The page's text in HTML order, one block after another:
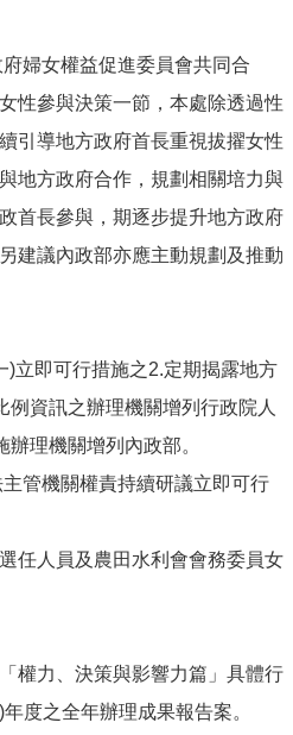
婦女權益促進委員會共同合
性參與決策一節，本處除透過性
引導地方政府首長重視拔擢女性
地方政府合作，規劃相關培力與
首長參與，期逐步提升地方政府
建議內政部亦應主動規劃及推動
)立即可行措施之2.定期揭露地方
例資訊之辦理機關增列行政院人
理機關增列內政部。
管機關權責持續研議立即可行
任人員及農田水利會會務委員女
權力、決策與影響力篇」具體行
度之全年辦理成果報告案。